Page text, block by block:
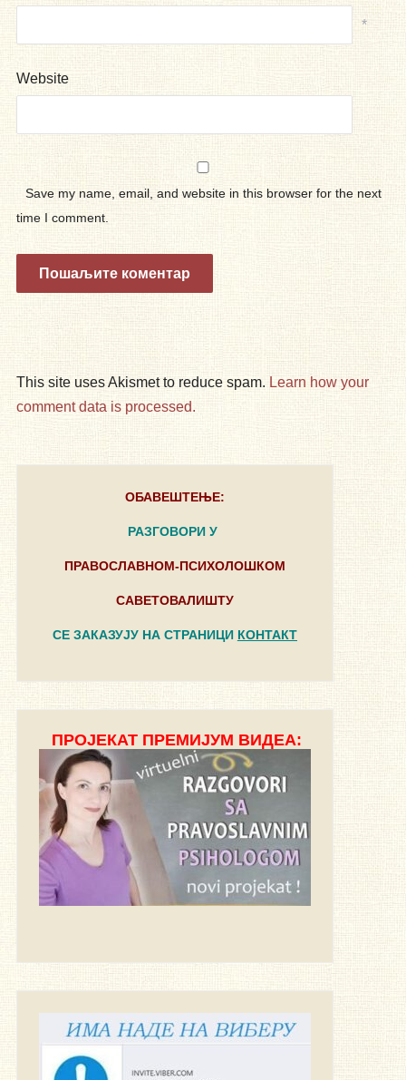
*
Website
Save my name, email, and website in this browser for the next
time I comment.
This site uses Akismet to reduce spam. Learn how your
comment data is processed.
ОБАВЕШТЕЊЕ:
РАЗГОВОРИ У
ПРАВОСЛАВНОМ-ПСИХОЛОШКОМ
САВЕТОВАЛИШТУ
СЕ ЗАКАЗУЈУ НА СТРАНИЦИ КОНТАКТ
ПРОЈЕКАТ ПРЕМИЈУМ ВИДЕА: